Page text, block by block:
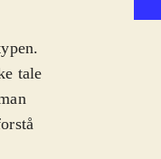
tale